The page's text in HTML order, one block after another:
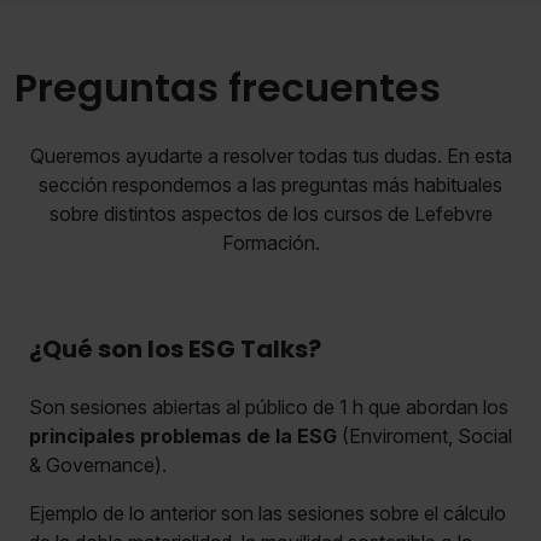
Preguntas frecuentes
Queremos ayudarte a resolver todas tus dudas. En esta
sección respondemos a las preguntas más habituales
sobre distintos aspectos de los cursos de Lefebvre
Formación.
¿Qué son los ESG Talks?
Son sesiones abiertas al público de 1 h que abordan los
principales problemas de la ESG (Enviroment, Social
& Governance).
Ejemplo de lo anterior son las sesiones sobre el cálculo